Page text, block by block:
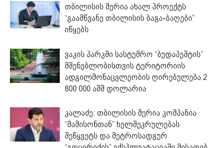
თბილისის მერია ახალ პროექტს
“გაამწვანე თბილისის ბაგა-ბაღები”
იწყებს
ვაკის პარკში სასტუმრო “ბუდაპეშტის”
მშენებლობისთვის ტერიტორიის
ადგილმონაცვლეობის ღირებულება 2
800 000 აშშ დოლარია
კალაძე: თბილისის მერია კომპანია
“მამისონთან” ხელშეკრულებას
შეწყვეტს და მეტროსადგურ